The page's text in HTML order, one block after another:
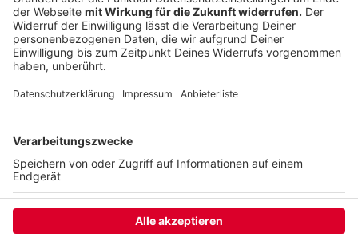
Weihnachten und Silvester geschlossen bleiben.
Anzeige
Anzeige